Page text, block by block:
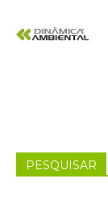
PESQUISAR